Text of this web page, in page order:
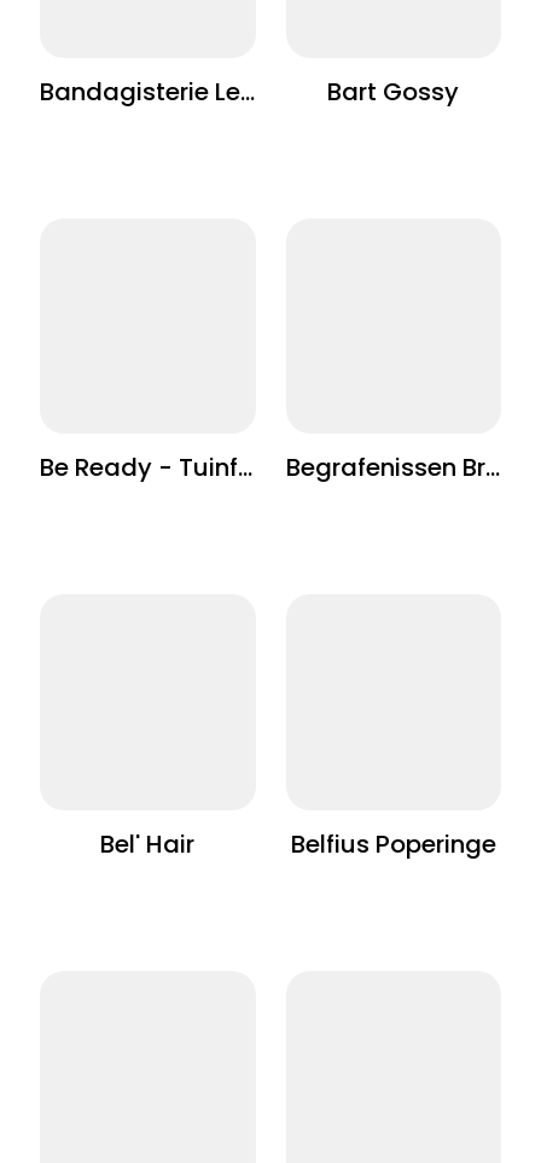
Bandagisterie Leuven Bart Gossy
Be Ready - Tuinfeesten Begrafenissen Bracke
Bel' Hair Belfius Poperinge